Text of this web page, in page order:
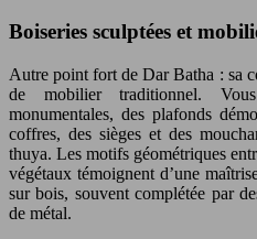
Boiseries sculptées et
Autre point fort de Dar Batha : sa
de mobilier traditionnel.
monumentales, des plafonds
coffres, des sièges et des
thuya. Les motifs géométriques
végétaux témoignent d’une
sur bois, souvent complétée par
de métal.